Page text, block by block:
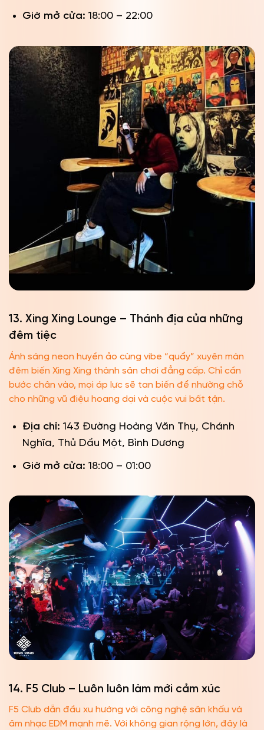
Giờ mở cửa: 18:00 – 22:00
13. Xing Xing Lounge – Thánh địa của những
đêm tiệc
Ánh sáng neon huyền ảo cùng vibe “quẩy” xuyên màn
đêm biến Xing Xing thành sân chơi đẳng cấp. Chỉ cần
bước chân vào, mọi áp lực sẽ tan biến để nhường chỗ
cho những vũ điệu hoang dại và cuộc vui bất tận.
Địa chỉ: 143 Đường Hoàng Văn Thụ, Chánh
Nghĩa, Thủ Dầu Một, Bình Dương
Giờ mở cửa: 18:00 – 01:00
14. F5 Club – Luôn luôn làm mới cảm xúc
F5 Club dẫn đầu xu hướng với công nghệ sân khấu và
âm nhạc EDM mạnh mẽ. Với không gian rộng lớn, đây là